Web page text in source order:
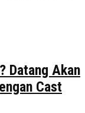
Datang Akan
Cast